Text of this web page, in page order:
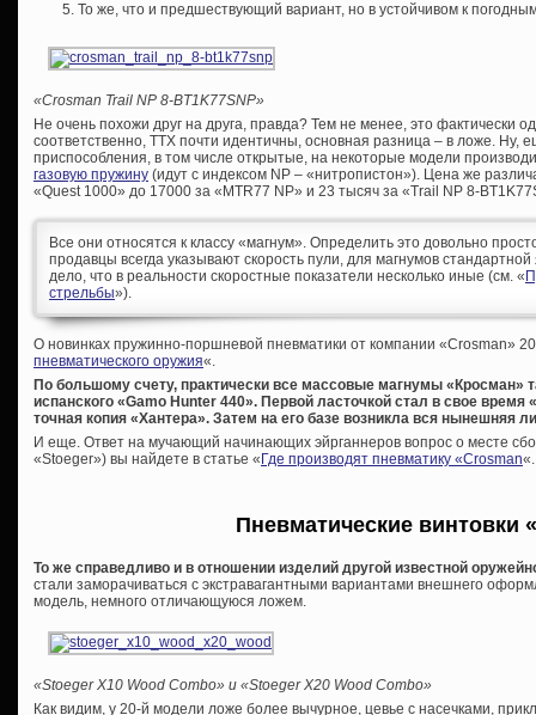
То же, что и предшествующий вариант, но в устойчивом к
«Crosman Trail NP 8-BT1K77SNP»
Не очень похожи друг на друга, правда? Тем не менее, это фактически
соответственно, ТТХ почти идентичны, основная разница – в ложе.
приспособления, в том числе открытые, на некоторые модели
газовую пружину (идут с индексом NP – «нитропистон»). Цена же
«Quest 1000» до 17000 за «MTR77 NP» и 23 тысяч за «Trail NP 8-
Все они относятся к классу «магнум». Определить это довольно
продавцы всегда указывают скорость пули, для магнумов
дело, что в реальности скоростные показатели несколько иные (см. «
стрельбы»).
О новинках пружинно-поршневой пневматики от компании «Crosman»
пневматического оружия«.
По большому счету, практически все массовые магнумы «Кросман»
испанского «Gamo Hunter 440». Первой ласточкой стал в свое время
точная копия «Хантера». Затем на его базе возникла вся нынешняя
И еще. Ответ на мучающий начинающих эйрганнеров вопрос о месте
«Stoeger») вы найдете в статье « Где производят пневматику «Crosman«.
Пневматические винтовки
То же справедливо и в отношении изделий другой известной
стали заморачиваться с экстравагантными вариантами внешнего
модель, немного отличающуюся ложем.
«Stoeger X10 Wood Combo» и «Stoeger X20 Wood Combo»
Как видим, у 20-й модели ложе более вычурное, цевье с насечками,